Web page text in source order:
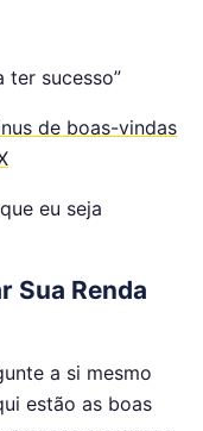
ter sucesso”
de boas-vindas
eu seja
Sua Renda
a si mesmo
estão as boas